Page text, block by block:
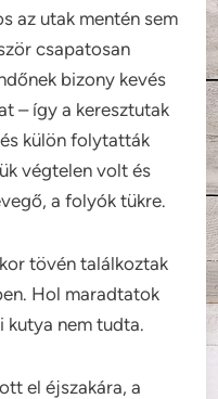
az utak mentén sem
csapatosan
bizony kevés
– így a keresztutak
külön folytatták
végtelen volt és
a folyók tükre.
tövén találkoztak
Hol maradtatok
kutya nem tudta.
el éjszakára, a